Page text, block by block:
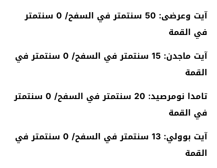
آيت وعرضى: 50 سنتمتر في السفح/ 0 سنتمتر
في القمة
آيت ماجدن: 15 سنتمتر في السفح/ 0 سنتمتر في
القمة
تامدا نومرصيد: 20 سنتمتر في السفح/ 0 سنتمتر
في القمة
آيت بوولي: 13 سنتمتر في السفح/ 0 سنتمتر في
القمة